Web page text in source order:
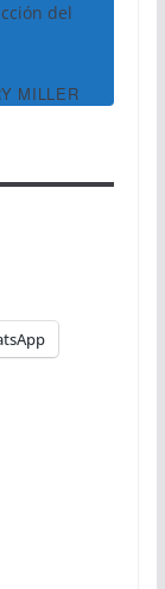
del
MILLER